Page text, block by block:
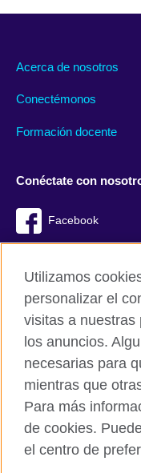
Acerca de nosotros
Conectémonos
Formación docente
Conéctate con
Facebook
British Council global
Políticas de privacidad
Utilizamos
personalizar el
visitas a nuestras
los anuncios.
necesarias para
mientras que
Para más
de cookies.
el centro de